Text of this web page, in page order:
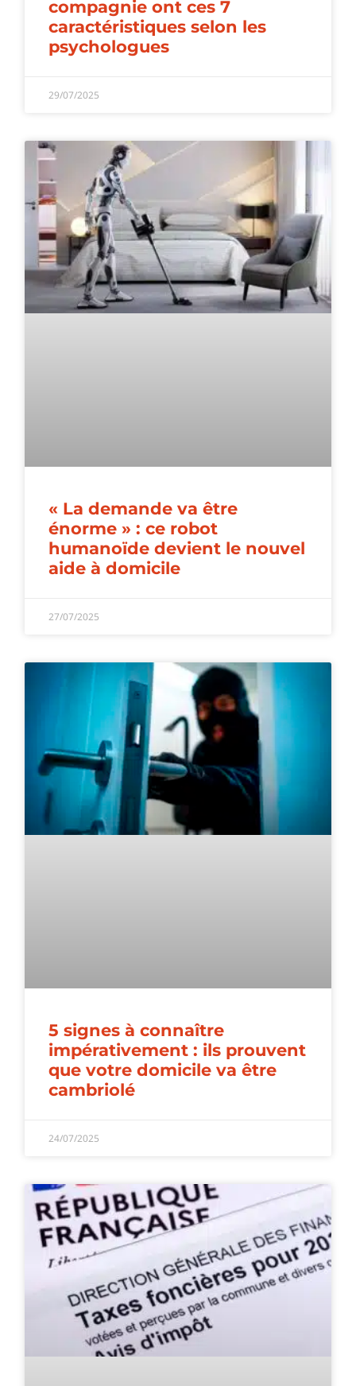
compagnie ont ces 7
caractéristiques selon les
psychologues
29/07/2025
« La demande va être
énorme » : ce robot
humanoïde devient le nouvel
aide à domicile
27/07/2025
5 signes à connaître
impérativement : ils prouvent
que votre domicile va être
cambriolé
24/07/2025